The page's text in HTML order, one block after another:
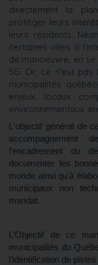
directement la
protéger leurs
leurs résidents.
certaines villes à
de manoeuvre, en
5G. Or, ce n'est
municipalités
enjeux locaux
environnementaux,
L'objectif général de
accompagnement
l'encadrement du
documenter les
monde ainsi qu'à
municipaux non
mandat.
L’Objectif de ce
municipalités du
l’identification de